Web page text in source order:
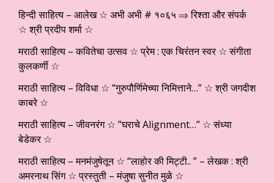
हिन्दी साहित्य – आलेख ☆ अभी अभी # १०६५ ⇒ रिश्ता और संपर्क
☆ श्री प्रदीप शर्मा ☆
मराठी साहित्य – कवितेचा उत्सव ☆ प्रेम : एक चिरंतन स्वर ☆ संगीता
कुलकर्णी ☆
मराठी साहित्य – विविधा ☆ “गुरुपौर्णिमेच्या निमित्ताने…” ☆ श्री जगदीश
काबरे ☆
मराठी साहित्य – जीवनरंग ☆ ”घराचे Alignment…” ☆ संध्या
बेडेकर ☆
मराठी साहित्य – मनमंजुषेतून ☆ “लाहोर की मिट्टी.. ” – लेखक : श्री
अमरनाथ सिंग ☆ प्रस्तुती – मंजुषा सुनीत मुळे ☆